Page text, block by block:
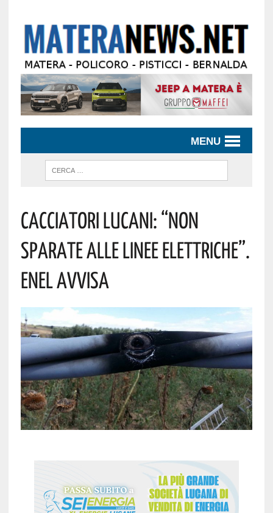
MENU
CACCIATORI LUCANI: “NON
SPARATE ALLE LINEE ELETTRICHE”.
ENEL AVVISA